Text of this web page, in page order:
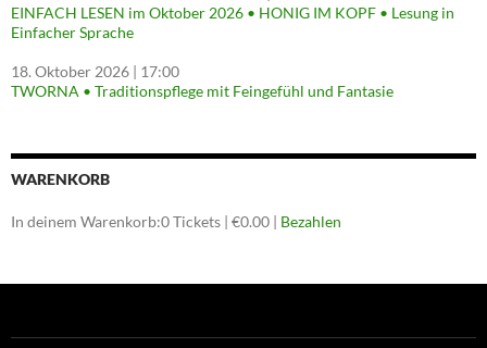
EINFACH LESEN im Oktober 2026 • HONIG IM KOPF • Lesung in
Einfacher Sprache
18. Oktober 2026 | 17:00
TWORNA • Traditionspflege mit Feingefühl und Fantasie
WARENKORB
In deinem Warenkorb:0Tickets | €0.00 | Bezahlen